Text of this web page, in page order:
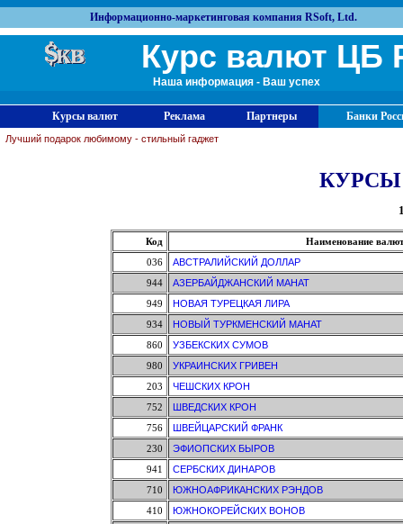
Информационно-маркетинговая компания RSoft, Ltd.
Курс валют ЦБ
Наша информация - Ваш успех
Курсы валют Реклама Партнеры Банки
Лучший подарок любимому - стильный гаджет
Код
Наименование
036
АВСТРАЛИЙСКИЙ ДОЛЛАР
944
АЗЕРБАЙДЖАНСКИЙ МАНАТ
949
НОВАЯ ТУРЕЦКАЯ ЛИРА
934
НОВЫЙ ТУРКМЕНСКИЙ МАНАТ
860
УЗБЕКСКИХ СУМОВ
980
УКРАИНСКИХ ГРИВЕН
203
ЧЕШСКИХ КРОН
752
ШВЕДСКИХ КРОН
756
ШВЕЙЦАРСКИЙ ФРАНК
230
ЭФИОПСКИХ БЫРОВ
941
СЕРБСКИХ ДИНАРОВ
710
ЮЖНОАФРИКАНСКИХ РЭНДОВ
410
ЮЖНОКОРЕЙСКИХ ВОНОВ